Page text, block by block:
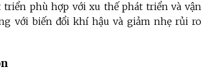
triển phù hợp với xu thế phát triển và vận
với biến đổi khí hậu và giảm nhẹ rủi ro